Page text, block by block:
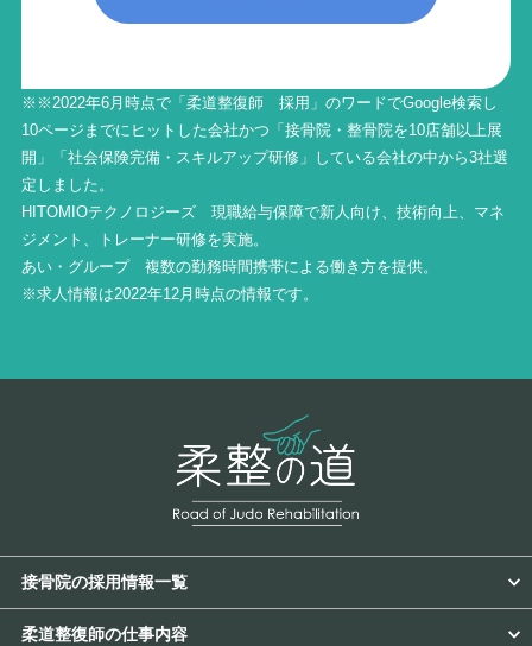
※※2022年6月時点で「柔道整復師 採用」のワードでGoogle検索し
10ページまでにヒットした会社かつ「接骨院・整骨院を10店舗以上展
開」「社会保険完備・スキルアップ研修」している会社の中から3社選
定しました。
HITOMIOテクノロジーズ 現職給与保障で新人向け、技術向上、マネ
ジメント、トレーナー研修を実施。
あい・グループ 複数の勤務時間携帯による働き方を提供。
※求人情報は2022年12月時点の情報です。
接骨院の採用情報一覧
柔道整復師の仕事内容